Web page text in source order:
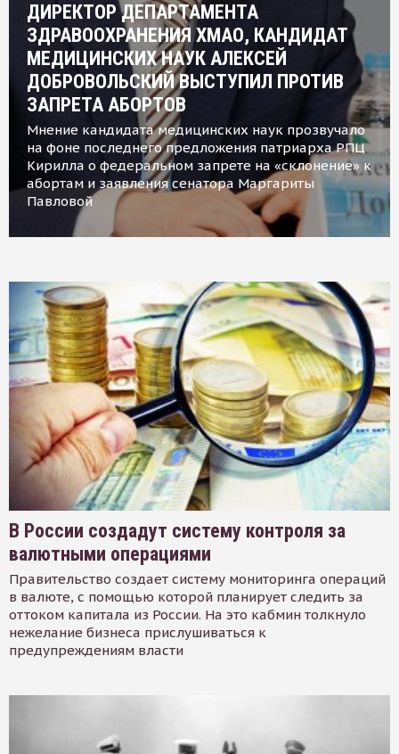
ДИРЕКТОР ДЕПАРТАМЕНТА
ЗДРАВООХРАНЕНИЯ ХМАО, КАНДИДАТ
МЕДИЦИНСКИХ НАУК АЛЕКСЕЙ
ДОБРОВОЛЬСКИЙ ВЫСТУПИЛ ПРОТИВ
ЗАПРЕТА АБОРТОВ
Мнение кандидата медицинских наук прозвучало
на фоне последнего предложения патриарха РПЦ
Кирилла о федеральном запрете на «склонение» к
абортам и заявления сенатора Маргариты
Павловой
В России создадут систему контроля за
валютными операциями
Правительство создает систему мониторинга операций
в валюте, с помощью которой планирует следить за
оттоком капитала из России. На это кабмин толкнуло
нежелание бизнеса прислушиваться к
предупреждениям власти